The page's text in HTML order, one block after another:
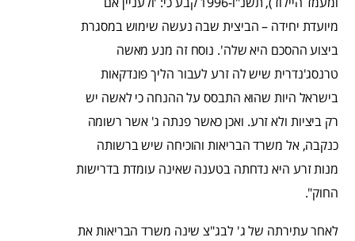
מיועדת יחידה – הביצית שבה נעשה שימוש במסגרת
ביצוע ההסכם היא שלה'. נוסח זה מנע מאשה
טרנסג'נדרית שיש לה זרע לעבור הליך פונדקאות
בישראל היות שהוא התבסס על ההנחה כי לאשה יש
רק ביציות ולא זרע. ואכן כאשר פנתה ג' אשר רשומה
כנקבה, אל משרד הבריאות והוכיחה שיש ברשותה
מנות זרע היא נדחתה בטענה שאינה עומדת בדרישות
החוק".
לאחר עתירתה של ג' לבג"צ שינה משרד הבריאות את